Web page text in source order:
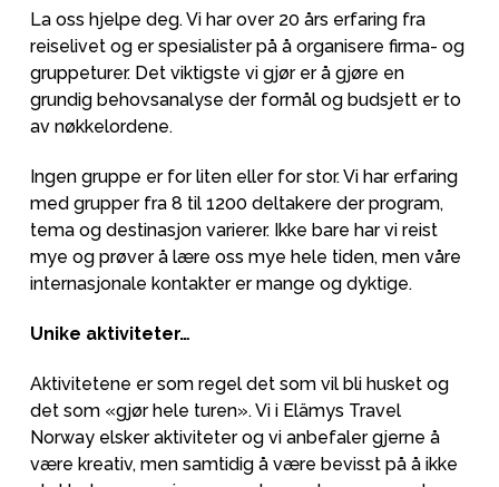
La oss hjelpe deg. Vi har over 20 års erfaring fra
reiselivet og er spesialister på å organisere firma- og
gruppeturer. Det viktigste vi gjør er å gjøre en
grundig behovsanalyse der formål og budsjett er to
av nøkkelordene.
Ingen gruppe er for liten eller for stor. Vi har erfaring
med grupper fra 8 til 1200 deltakere der program,
tema og destinasjon varierer. Ikke bare har vi reist
mye og prøver å lære oss mye hele tiden, men våre
internasjonale kontakter er mange og dyktige.
Unike aktiviteter…
Aktivitetene er som regel det som vil bli husket og
det som «gjør hele turen». Vi i Elämys Travel
Norway elsker aktiviteter og vi anbefaler gjerne å
være kreativ, men samtidig å være bevisst på å ikke